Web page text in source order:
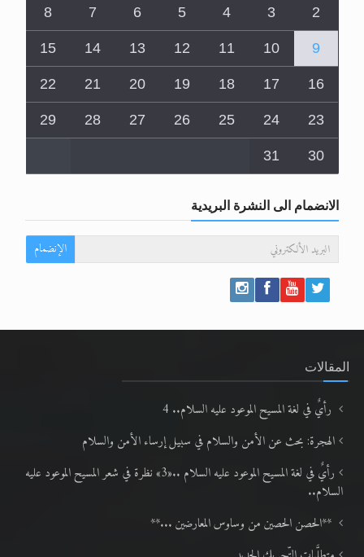
2
3
4
5
6
7
8
9
10
11
12
13
14
15
16
17
18
19
20
21
22
23
24
25
26
27
28
29
30
31
الانضمام الى النشرة البريدية
الإنضمام
المقالات
رأيٌ في لغة المسيح الموعود عليه السلام.. 4
الهجرة: بحث عن الأمن والسلام في سبيل إرساء الأمن والسلام
رأيٌ في لغة المسيح الموعود عليه السلام ..«3» نظرة في شعر المسيح الموعود عليه
السلام..
**الحصن الحصين من وساوس المعارضين ...**